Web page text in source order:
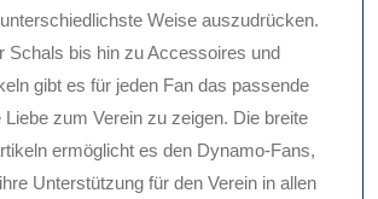
Weise auszudrücken.
Schals bis hin zu Accessoires und
gibt es für jeden Fan das passende
zum Verein zu zeigen. Die breite
ermöglicht es den Dynamo-Fans,
Unterstützung für den Verein in allen